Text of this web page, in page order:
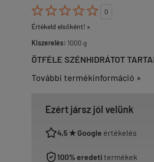

0
Értékeld elsőként! »
Kiszerelés: 1000 g
ÖTFÉLE SZÉNHIDRÁTOT
További termékinformáció »
Ezért jársz jól velünk
4,5 ★ Google értékelés
100% eredeti termékek